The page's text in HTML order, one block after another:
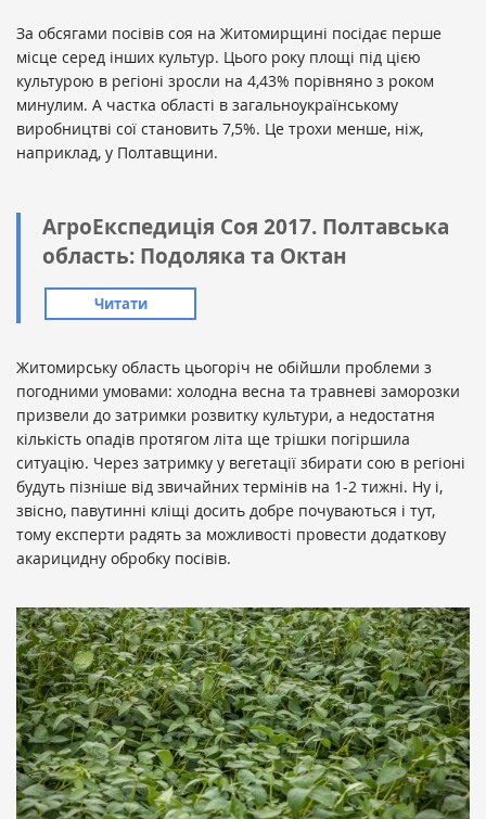
За обсягами посівів соя на Житомирщині посідає перше
місце серед інших культур. Цього року площі під цією
культурою в регіоні зросли на 4,43% порівняно з роком
минулим. А частка області в загальноукраїнському
виробництві сої становить 7,5%. Це трохи менше, ніж,
наприклад, у Полтавщини.
АгроЕкспедиція Соя 2017. Полтавська
область: Подоляка та Октан
Читати
Житомирську область цьогоріч не обійшли проблеми з
погодними умовами: холодна весна та травневі заморозки
призвели до затримки розвитку культури, а недостатня
кількість опадів протягом літа ще трішки погіршила
ситуацію. Через затримку у вегетації збирати сою в регіоні
будуть пізніше від звичайних термінів на 1-2 тижні. Ну і,
звісно, павутинні кліщі досить добре почуваються і тут,
тому експерти радять за можливості провести додаткову
акарицидну обробку посівів.